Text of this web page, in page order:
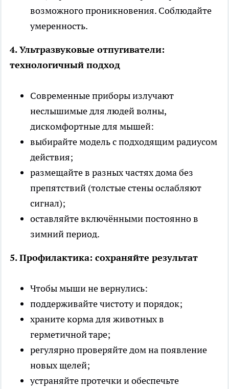
возможного проникновения. Соблюдайте
умеренность.
4. Ультразвуковые отпугиватели:
технологичный подход
Современные приборы излучают
неслышимые для людей волны,
дискомфортные для мышей:
выбирайте модель с подходящим радиусом
действия;
размещайте в разных частях дома без
препятствий (толстые стены ослабляют
сигнал);
оставляйте включёнными постоянно в
зимний период.
5. Профилактика: сохраняйте результат
Чтобы мыши не вернулись:
поддерживайте чистоту и порядок;
храните корма для животных в
герметичной таре;
регулярно проверяйте дом на появление
новых щелей;
устраняйте протечки и обеспечьте